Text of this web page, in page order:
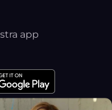
app